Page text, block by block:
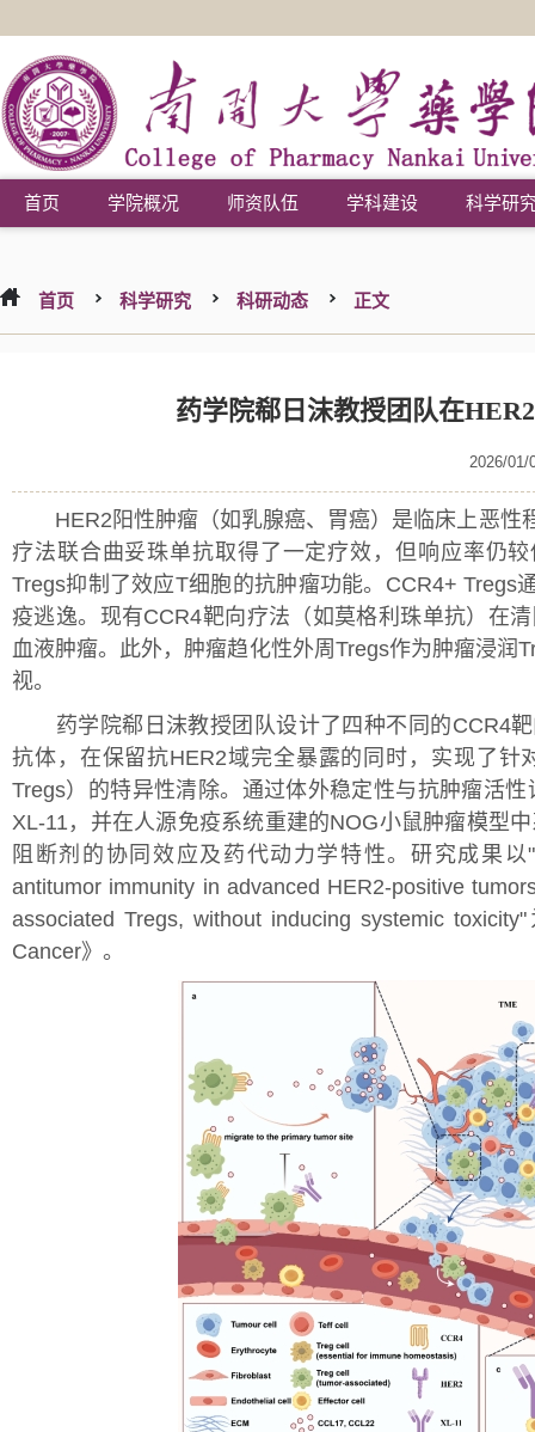
首页 学院概况 师资队伍 学科建设 科学研
首页 科学研究 科研动态 正文
药学院郗日沫教授团队在
2026/01/
HER2阳性肿瘤（如乳腺癌、胃癌）是临床上恶性
疗法联合曲妥珠单抗取得了一定疗效，但响应率仍
Tregs抑制了效应T细胞的抗肿瘤功能。CCR4+ Tregs
疫逃逸。现有CCR4靶向疗法（如莫格利珠单抗）在
血液肿瘤。此外，肿瘤趋化性外周Tregs作为肿瘤浸润
视。
药学院郗日沫教授团队设计了四种不同的CCR4靶
抗体，在保留抗HER2域完全暴露的同时，实现了
Tregs）的特异性清除。通过体外稳定性与抗肿瘤活
XL-11，并在人源免疫系统重建的NOG小鼠肿瘤模型
阻断剂的协同效应及药代动力学特性。研究成果以
antitumor immunity in advanced HER2-positive
associated Tregs, without inducing systemic
Cancer》。